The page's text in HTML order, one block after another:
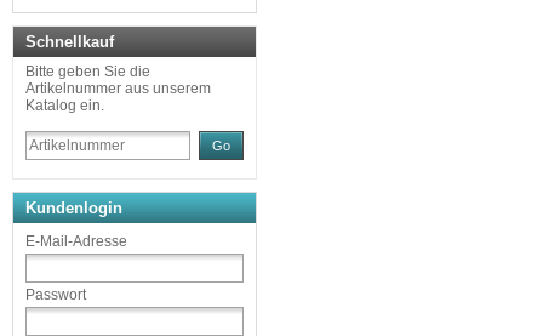
Schnellkauf
Bitte geben Sie die
Artikelnummer aus unserem
Katalog ein.
Go
Kundenlogin
E-Mail-Adresse
Passwort